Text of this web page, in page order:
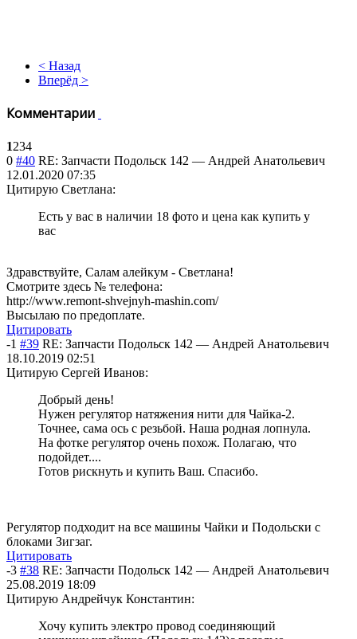
< Назад
Вперёд >
Комментарии
1234
0 #40 RE: Запчасти Подольск 142 — Андрей Анатольевич
12.01.2020 07:35
Цитирую Светлана:
Есть у вас в наличии 18 фото и цена как купить у
вас
Здравствуйте, Салам алейкум - Светлана!
Смотрите здесь № телефона:
http://www.remont-shvejnyh-mashin.com/
Высылаю по предоплате.
Цитировать
-1 #39 RE: Запчасти Подольск 142 — Андрей Анатольевич
18.10.2019 02:51
Цитирую Сергей Иванов:
Добрый день!
Нужен регулятор натяжения нити для Чайка-2.
Точнее, сама ось с резьбой. Наша родная лопнула.
На фотке регулятор очень похож. Полагаю, что
подойдет....
Готов рискнуть и купить Ваш. Спасибо.
Регулятор подходит на все машины Чайки и Подольски с
блоками Зигзаг.
Цитировать
-3 #38 RE: Запчасти Подольск 142 — Андрей Анатольевич
25.08.2019 18:09
Цитирую Андрейчук Константин:
Хочу купить электро провод соединяющий